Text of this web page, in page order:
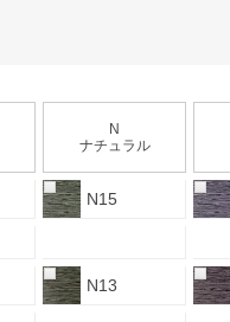
N
ナチュラル
N15
N13